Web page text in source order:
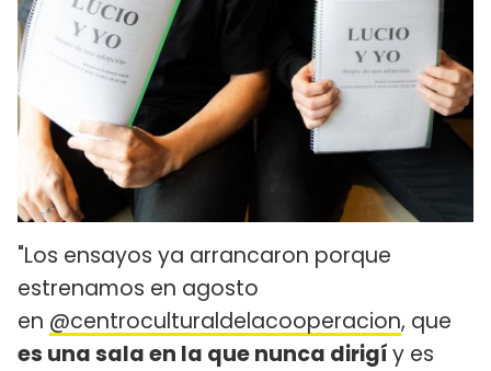
"Los ensayos ya arrancaron porque
estrenamos en agosto
en @centroculturaldelacooperacion, que
es una sala en la que nunca dirigíy es